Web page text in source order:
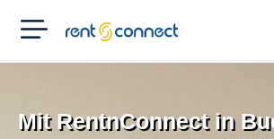
RENT'N
CONNECT
Mit RentnConnect in